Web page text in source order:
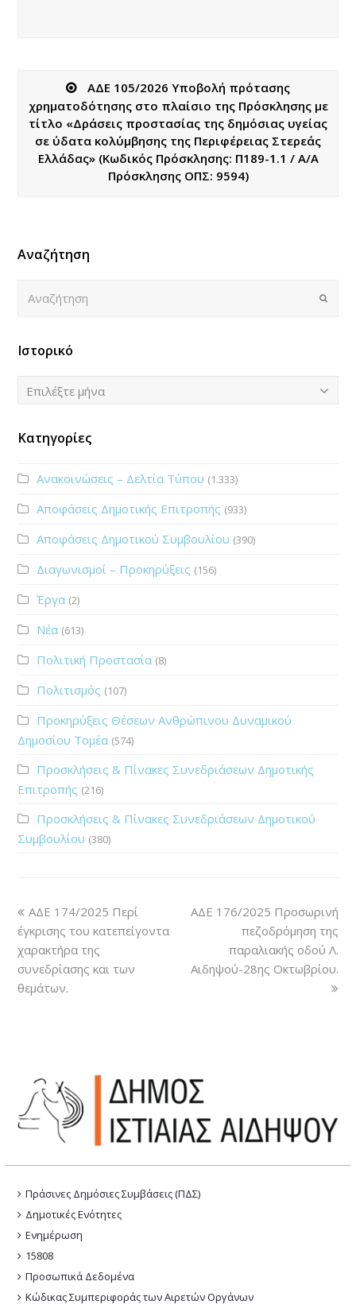
ΑΔΕ 105/2026 Υποβολή πρότασης
χρηματοδότησης στο πλαίσιο της Πρόσκλησης με
τίτλο «Δράσεις προστασίας της δημόσιας υγείας
σε ύδατα κολύμβησης της Περιφέρειας Στερεάς
Ελλάδας» (Κωδικός Πρόσκλησης: Π189-1.1 / A/A
Πρόσκλησης ΟΠΣ: 9594)
Αναζήτηση
Submit
Ιστορικό
Ιστορικό
Επιλέξτε μήνα
Κατηγορίες
Ανακοινώσεις – Δελτία Τύπου (1.333)
Αποφάσεις Δημοτικής Επιτροπής (933)
Αποφάσεις Δημοτικού Συμβουλίου (390)
Διαγωνισμοί – Προκηρύξεις (156)
Έργα (2)
Νέα (613)
Πολιτική Προστασία (8)
Πολιτισμός (107)
Προκηρύξεις Θέσεων Ανθρώπινου Δυναμικού
Δημοσίου Τομέα (574)
Προσκλήσεις & Πίνακες Συνεδριάσεων Δημοτικής
Επιτροπής (216)
Προσκλήσεις & Πίνακες Συνεδριάσεων Δημοτικού
Συμβουλίου (380)
ΑΔΕ 174/2025 Περί
έγκρισης του κατεπείγοντα
χαρακτήρα της
συνεδρίασης και των
θεμάτων.
ΑΔΕ 176/2025 Προσωρινή
πεζοδρόμηση της
παραλιακής οδού Λ.
Αιδηψού-28ης Οκτωβρίου.
Πράσινες Δημόσιες Συμβάσεις (ΠΔΣ)
Δημοτικές Ενότητες
Ενημέρωση
15808
Προσωπικά Δεδομένα
Κώδικας Συμπεριφοράς των Αιρετών Οργάνων